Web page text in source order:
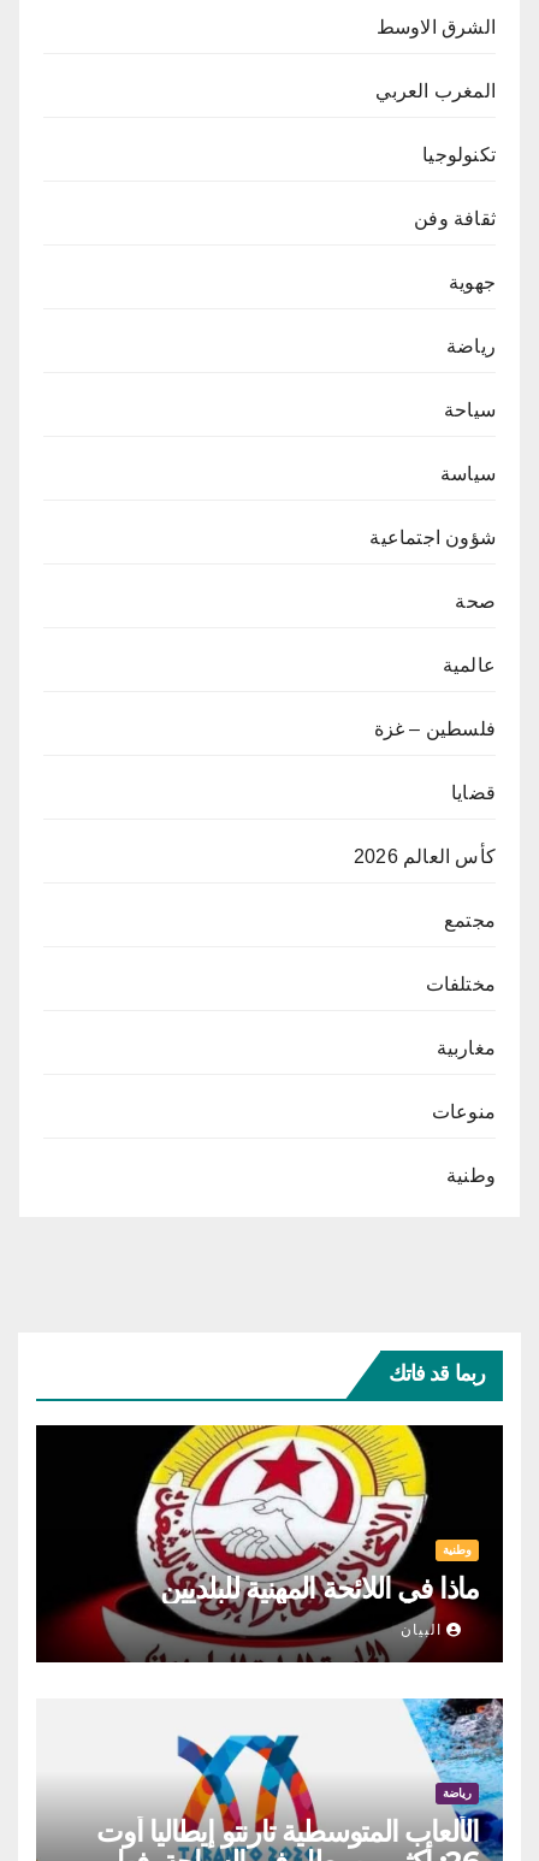
الشرق الاوسط
المغرب العربي
تكنولوجيا
ثقافة وفن
جهوية
رياضة
سياحة
سياسة
شؤون اجتماعية
صحة
عالمية
فلسطين – غزة
قضايا
كأس العالم 2026
مجتمع
مختلفات
مغاربية
منوعات
وطنية
ربما قد فاتك
وطنية
ماذا في اللائحة المهنية للبلديين
البيان
رياضة
الألعاب المتوسطية تارنتو إيطاليا أوت